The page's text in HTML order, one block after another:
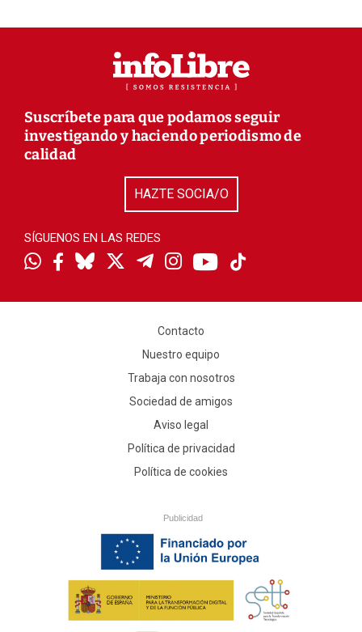
Suscríbete para que podamos seguir
investigando y haciendo periodismo de
calidad
HAZTE SOCIA/O
SÍGUENOS EN LAS REDES
Contacto
Nuestro equipo
Trabaja con nosotros
Sociedad de amigos
Aviso legal
Política de privacidad
Política de cookies
Publicidad